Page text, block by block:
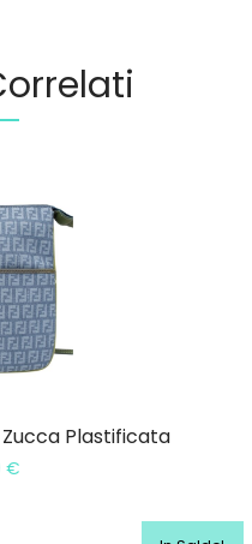
Plastificata
€